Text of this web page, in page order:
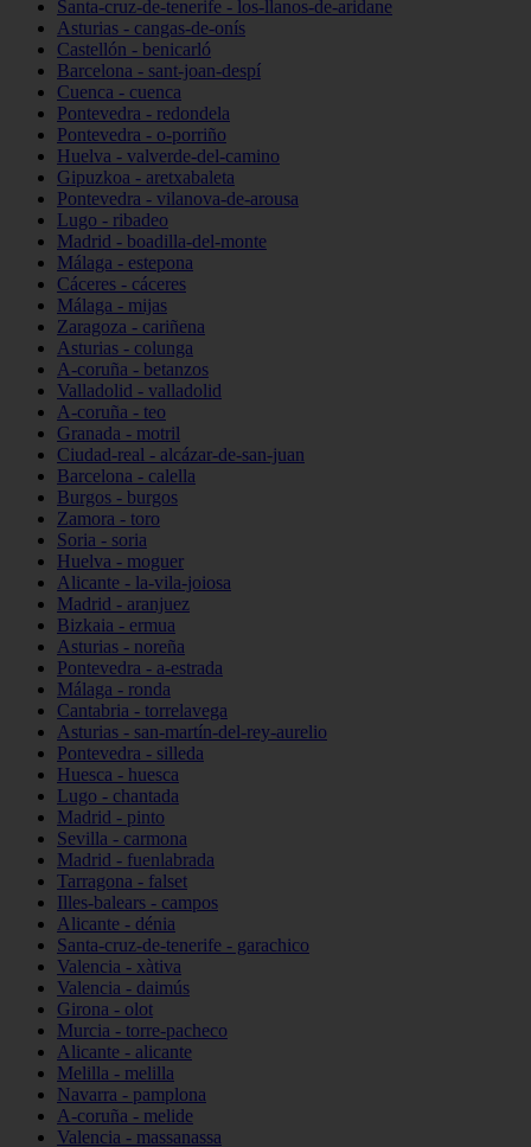
Santa-cruz-de-tenerife - los-llanos-de-aridane
Asturias - cangas-de-onís
Castellón - benicarló
Barcelona - sant-joan-despí
Cuenca - cuenca
Pontevedra - redondela
Pontevedra - o-porriño
Huelva - valverde-del-camino
Gipuzkoa - aretxabaleta
Pontevedra - vilanova-de-arousa
Lugo - ribadeo
Madrid - boadilla-del-monte
Málaga - estepona
Cáceres - cáceres
Málaga - mijas
Zaragoza - cariñena
Asturias - colunga
A-coruña - betanzos
Valladolid - valladolid
A-coruña - teo
Granada - motril
Ciudad-real - alcázar-de-san-juan
Barcelona - calella
Burgos - burgos
Zamora - toro
Soria - soria
Huelva - moguer
Alicante - la-vila-joiosa
Madrid - aranjuez
Bizkaia - ermua
Asturias - noreña
Pontevedra - a-estrada
Málaga - ronda
Cantabria - torrelavega
Asturias - san-martín-del-rey-aurelio
Pontevedra - silleda
Huesca - huesca
Lugo - chantada
Madrid - pinto
Sevilla - carmona
Madrid - fuenlabrada
Tarragona - falset
Illes-balears - campos
Alicante - dénia
Santa-cruz-de-tenerife - garachico
Valencia - xàtiva
Valencia - daimús
Girona - olot
Murcia - torre-pacheco
Alicante - alicante
Melilla - melilla
Navarra - pamplona
A-coruña - melide
Valencia - massanassa